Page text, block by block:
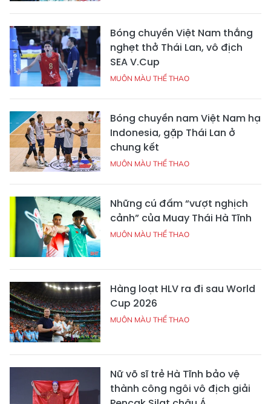
Bóng chuyền Việt Nam thắng
nghẹt thở Thái Lan, vô địch
SEA V.Cup
MUÔN MÀU THỂ THAO
Bóng chuyền nam Việt Nam hạ
Indonesia, gặp Thái Lan ở
chung kết
MUÔN MÀU THỂ THAO
Những cú đấm “vượt nghịch
cảnh” của Muay Thái Hà Tĩnh
MUÔN MÀU THỂ THAO
Hàng loạt HLV ra đi sau World
Cup 2026
MUÔN MÀU THỂ THAO
Nữ võ sĩ trẻ Hà Tĩnh bảo vệ
thành công ngôi vô địch giải